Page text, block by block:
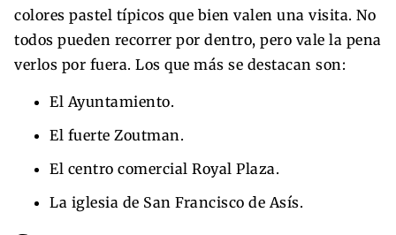
colores pastel típicos que bien valen una visita. No
todos pueden recorrer por dentro, pero vale la pena
verlos por fuera. Los que más se destacan son:
El Ayuntamiento.
El fuerte Zoutman.
El centro comercial Royal Plaza.
La iglesia de San Francisco de Asís.